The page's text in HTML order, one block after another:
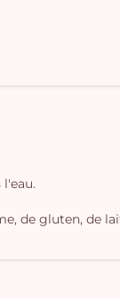
de gluten, de